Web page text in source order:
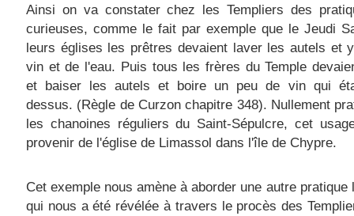
Ainsi on va constater chez les Templiers des
curieuses, comme le fait par exemple que le Jeudi
leurs églises les prêtres devaient laver les autels et
vin et de l'eau. Puis tous les frères du Temple
et baiser les autels et boire un peu de vin qui
dessus. (Règle de Curzon chapitre 348). Nullement
les chanoines réguliers du Saint-Sépulcre, cet
provenir de l'église de Limassol dans l'île de Chypre.
Cet exemple nous amène à aborder une autre pratique
qui nous a été révélée à travers le procès des Te